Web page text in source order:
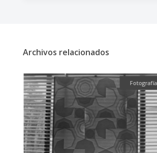
Archivos relacionados
Fotografía